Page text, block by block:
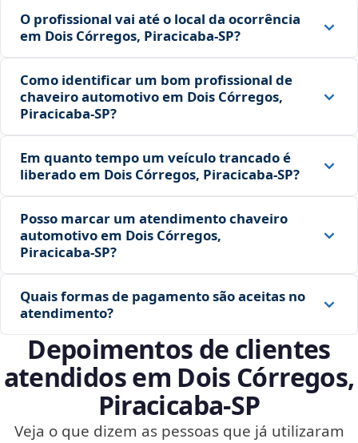
O profissional vai até o local da ocorrência
em Dois Córregos, Piracicaba‑SP?
Como identificar um bom profissional de
chaveiro automotivo em Dois Córregos,
Piracicaba‑SP?
Em quanto tempo um veículo trancado é
liberado em Dois Córregos, Piracicaba‑SP?
Posso marcar um atendimento chaveiro
automotivo em Dois Córregos,
Piracicaba‑SP?
Quais formas de pagamento são aceitas no
atendimento?
Depoimentos de clientes
atendidos em Dois Córregos,
Piracicaba‑SP
Veja o que dizem as pessoas que já utilizaram